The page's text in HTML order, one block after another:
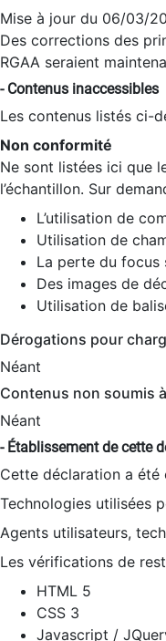
Mise à jour du 06/03/
Des corrections des
RGAA seraient
- Contenus inaccessibles
Les contenus listés ci-
Non conformité
Ne sont listées ici que
l’échantillon. Sur
L’utilisation de
Utilisation de
La perte du focus
Des images de
Utilisation de
Dérogations pour
Néant
Contenus non soumis
Néant
- Établissement de cette
Cette déclaration a été
Technologies utilisées
Agents utilisateurs,
Les vérifications de
HTML 5
CSS 3
Javascript /